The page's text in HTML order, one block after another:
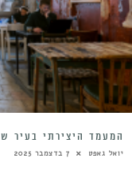
המעמד היצירתי בעיר
יואל גאפט 7 בדצמבר 2025